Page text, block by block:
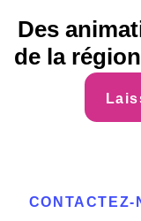
Des
de la
CONTACTEZ-